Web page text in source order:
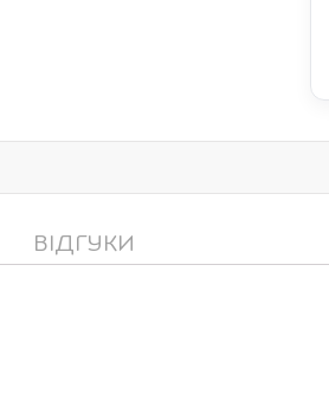
ВІДГУКИ